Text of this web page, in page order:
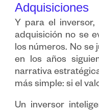
Adquisiciones
Y para el inversor,
adquisición no se
los números. No se
en los años
narrativa
más simple: si el
Un inversor